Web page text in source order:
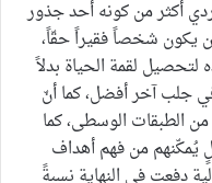
أكثر من كونه أحد جذور
يكون شخصاً فقيراً حقّاً،
لقمة الحياة بدلاً
جلب آخر أفضل، كما أنّ
من الطبقات الوسطى، كما
يُمكّنهم من فهم أهداف
دفعت في النهاية نسبةً